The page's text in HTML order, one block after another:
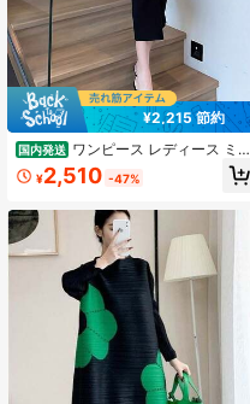
4.39 17 フォロワー
¥2,215 節約
国内発送 ワンピース レディース ミモ
レ丈 タイト ロングワンピース ボト
ルネック ノースリーブ 配色デザイン
レッチ 上品 モード フェミニン オフ
ィスカジュアル お呼ばれ 春夏秋
¥2,510 -47%